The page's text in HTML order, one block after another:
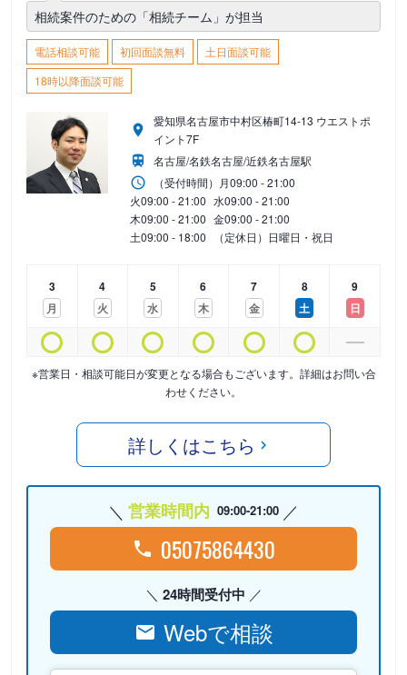
相続案件のための「相続チーム」が担当
電話相談可能 初回面談無料
土日面談可能
18時以降面談可能
愛知県名古屋市中村区椿町14-13 ウエストポ
イント7F
名古屋/名鉄名古屋/近鉄名古屋駅
（受付時間） 月09:00 - 21:00
火09:00 - 21:00 水09:00 - 21:00
木09:00 - 21:00 金09:00 - 21:00
土09:00 - 18:00 （定休日）日曜日・祝日
3
月
4
火
5
水
6
木
7
金
8
土
9
日
※営業日・相談可能日が変更となる場合もございます。詳細はお問い合
わせください。
詳しくはこちら
営業時間内 09:00-21:00
05075864430
24時間受付中
Webで相談